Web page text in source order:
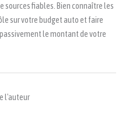
sources fiables. Bien connaître les
sur votre budget auto et faire
le montant de votre
l'auteur